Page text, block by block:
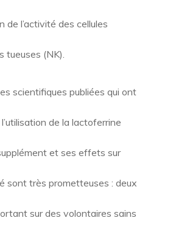
de l’activité des cellules
tueuses (NK).
scientifiques publiées qui ont
de la lactoferrine
et ses effets sur
sont très prometteuses : deux
sur des volontaires sains